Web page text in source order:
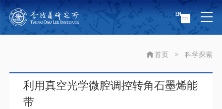
中
EN
首页 > 科学探索
利用真空光学微腔调控转角石墨烯能
带